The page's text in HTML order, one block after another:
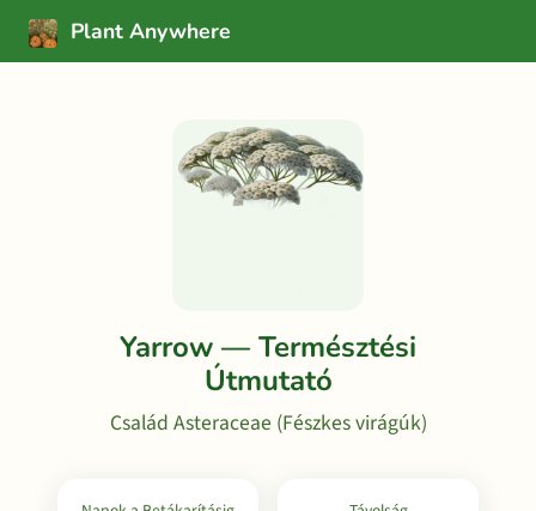
Plant Anywhere
Yarrow — Természtési
Útmutató
Család Asteraceae (Fészkes virágúk)